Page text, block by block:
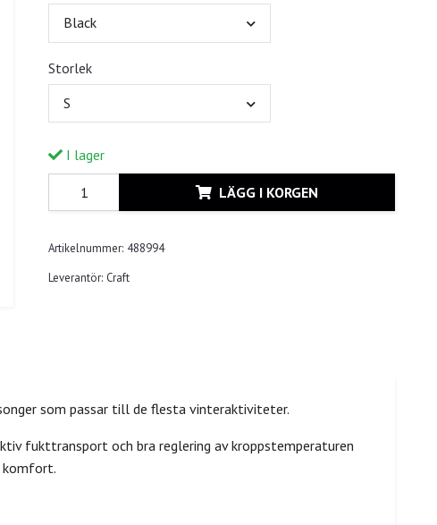
Black
Storlek
S
I lager
LÄGG I KORGEN
Artikelnummer: 488994
Leverantör: Craft
som passar till de flesta vinteraktiviteter.
fukttransport och bra reglering av kroppstemperaturen
komfort.